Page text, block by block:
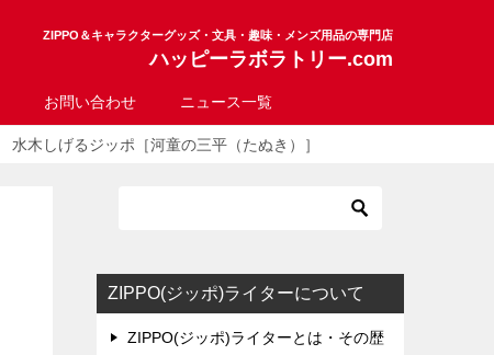
ZIPPO＆キャラクターグッズ・文具・趣味・メンズ用品の専門店
ハッピーラボラトリー.com
お問い合わせ ニュース一覧
水木しげるジッポ［河童の三平（たぬき）］
ZIPPO(ジッポ)ライターについて
ZIPPO(ジッポ)ライターとは・その歴